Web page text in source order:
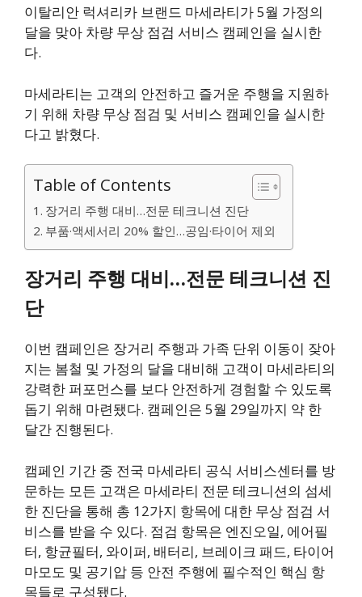
이탈리안 럭셔리카 브랜드 마세라티가 5월 가정의
달을 맞아 차량 무상 점검 서비스 캠페인을 실시한
다.
마세라티는 고객의 안전하고 즐거운 주행을 지원하
기 위해 차량 무상 점검 및 서비스 캠페인을 실시한
다고 밝혔다.
Table of Contents
장거리 주행 대비…전문 테크니션 진단
부품·액세서리 20% 할인…공임·타이어 제외
장거리 주행 대비…전문 테크니션 진
단
이번 캠페인은 장거리 주행과 가족 단위 이동이 잦아
지는 봄철 및 가정의 달을 대비해 고객이 마세라티의
강력한 퍼포먼스를 보다 안전하게 경험할 수 있도록
돕기 위해 마련됐다. 캠페인은 5월 29일까지 약 한
달간 진행된다.
캠페인 기간 중 전국 마세라티 공식 서비스센터를 방
문하는 모든 고객은 마세라티 전문 테크니션의 섬세
한 진단을 통해 총 12가지 항목에 대한 무상 점검 서
비스를 받을 수 있다. 점검 항목은 엔진오일, 에어필
터, 항균필터, 와이퍼, 배터리, 브레이크 패드, 타이어
마모도 및 공기압 등 안전 주행에 필수적인 핵심 항
목들로 구성됐다.